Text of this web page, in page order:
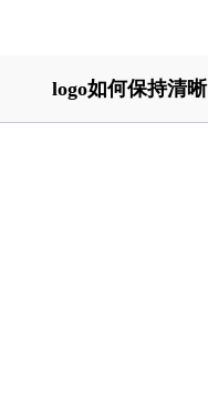
logo如何保持清晰